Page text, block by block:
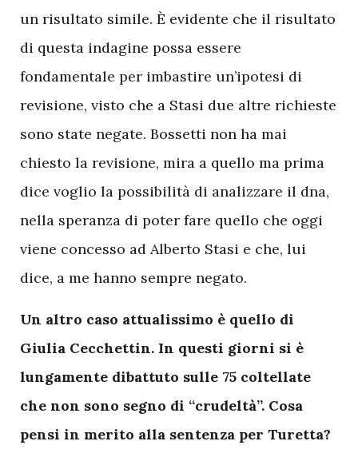
un risultato simile. È evidente che il risultato
di questa indagine possa essere
fondamentale per imbastire un’ipotesi di
revisione, visto che a Stasi due altre richieste
sono state negate. Bossetti non ha mai
chiesto la revisione, mira a quello ma prima
dice voglio la possibilità di analizzare il dna,
nella speranza di poter fare quello che oggi
viene concesso ad Alberto Stasi e che, lui
dice, a me hanno sempre negato.
Un altro caso attualissimo è quello di
Giulia Cecchettin. In questi giorni si è
lungamente dibattuto sulle 75 coltellate
che non sono segno di “crudeltà”. Cosa
pensi in merito alla sentenza per Turetta?